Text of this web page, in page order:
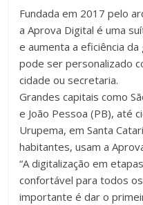
Fundada em 2017 pelo
a Aprova Digital é uma
e aumenta a eficiência
pode ser personalizado
cidade ou secretaria.
Grandes capitais como
e João Pessoa (PB), até
Urupema, em Santa
habitantes, usam a
“A digitalização em
confortável para todos
importante é dar o